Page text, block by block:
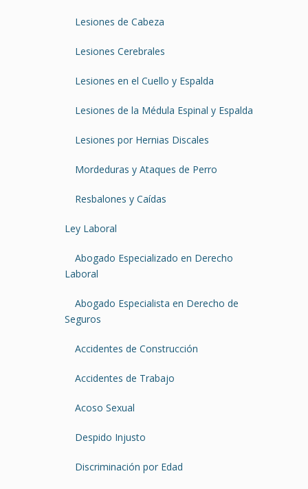
Lesiones de Cabeza
Lesiones Cerebrales
Lesiones en el Cuello y Espalda
Lesiones de la Médula Espinal y Espalda
Lesiones por Hernias Discales
Mordeduras y Ataques de Perro
Resbalones y Caídas
Ley Laboral
Abogado Especializado en Derecho
Laboral
Abogado Especialista en Derecho de
Seguros
Accidentes de Construcción
Accidentes de Trabajo
Acoso Sexual
Despido Injusto
Discriminación por Edad